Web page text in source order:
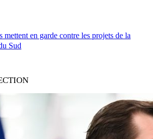
mettent en garde contre les projets de la
Sud